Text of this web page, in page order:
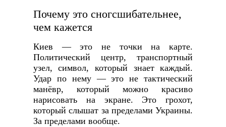
Почему это сногсшибательнее,
чем кажется
Киев — это не точки на карте.
Политический центр, транспортный
узел, символ, который знает каждый.
Удар по нему — это не тактический
манёвр, который можно красиво
нарисовать на экране. Это грохот,
который слышат за пределами Украины.
За пределами вообще.